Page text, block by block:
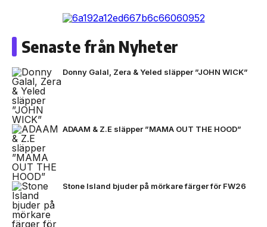
Senaste från Nyheter
Donny Galal, Zera & Yeled släpper ”JOHN WICK”
ADAAM & Z.E släpper ”MAMA OUT THE HOOD”
Stone Island bjuder på mörkare färger för FW26